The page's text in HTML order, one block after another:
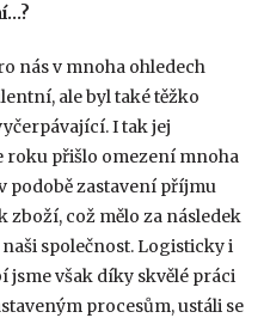
nás v mnoha ohledech
ale byl také těžko
I tak jej
roku přišlo omezení mnoha
podobě zastavení příjmu
zboží, což mělo za následek
společnost. Logisticky i
jsme však díky skvělé práci
procesům, ustáli se